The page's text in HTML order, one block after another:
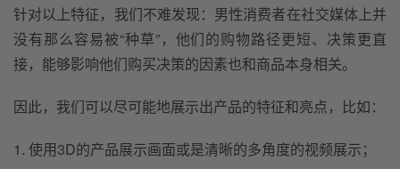
针对以上特征，我们不难发现：男性消费者在社交媒体上并
没有那么容易被“种草”，他们的购物路径更短、决策更直
接，能够影响他们购买决策的因素也和商品本身相关。
因此，我们可以尽可能地展示出产品的特征和亮点，比如：
1. 使用3D的产品展示画面或是清晰的多角度的视频展示；